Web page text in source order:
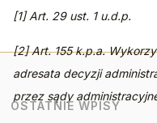
[1] Art. 29 ust. 1 u.d.p.
[2] Art. 155 k.p.a.
adresata decyzji
przez sądy
OSTATNIE WPISY